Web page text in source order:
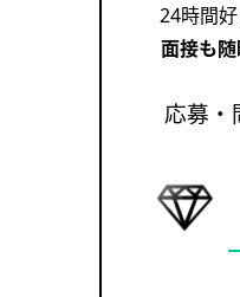
24時間好
面接も
応募・